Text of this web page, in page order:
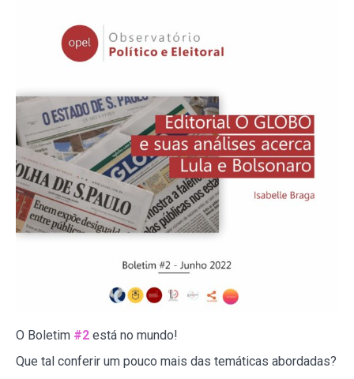
O Boletim #2 está no mundo!
Que tal conferir um pouco mais das temáticas abordadas?